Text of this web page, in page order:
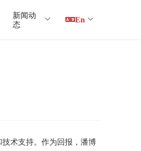
新闻动
态
En
术支持。作为回报，潘博